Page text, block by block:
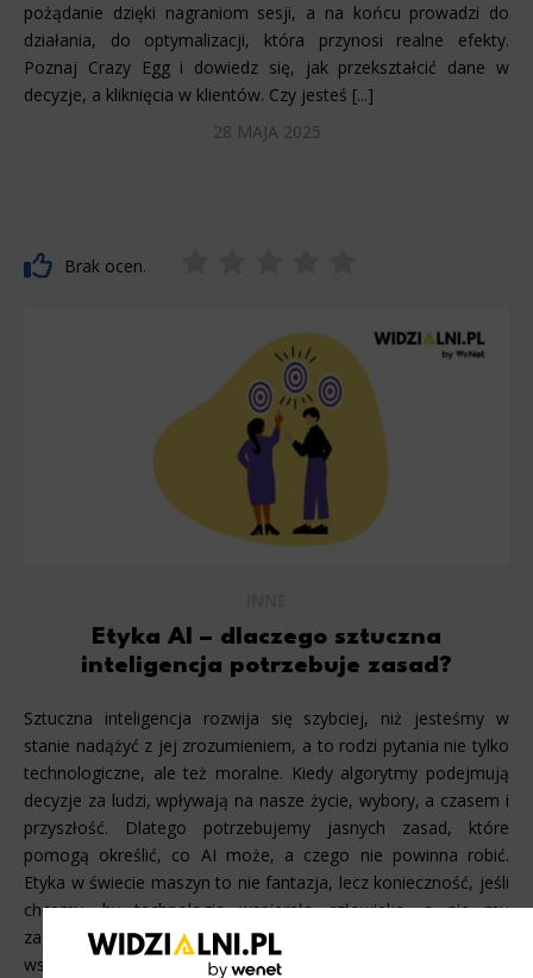
pożądanie dzięki nagraniom sesji, a na końcu prowadzi do
działania, do optymalizacji, która przynosi realne efekty.
Poznaj Crazy Egg i dowiedz się, jak przekształcić dane w
decyzje, a kliknięcia w klientów. Czy jesteś [...]
28 MAJA 2025
Brak ocen.
Etyka AI – dlaczego sztuczna
inteligencja potrzebuje zasad?
Sztuczna inteligencja rozwija się szybciej, niż jesteśmy w
stanie nadążyć z jej zrozumieniem, a to rodzi pytania nie tylko
technologiczne, ale też moralne. Kiedy algorytmy podejmują
decyzje za ludzi, wpływają na nasze życie, wybory, a czasem i
przyszłość. Dlatego potrzebujemy jasnych zasad, które
pomogą określić, co AI może, a czego nie powinna robić.
Etyka w świecie maszyn to nie fantazja, lecz konieczność, jeśli
chcemy, by technologia wspierała człowieka, a nie mu
zagrażała. Czym jest etyka AI i dlaczego ma znaczenie we
współczesnym świecie? Algorytm [...]